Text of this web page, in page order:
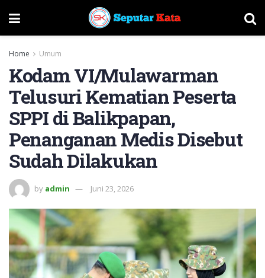
Home Umum
Kodam VI/Mulawarman
Telusuri Kematian Peserta
SPPI di Balikpapan,
Penanganan Medis Disebut
Sudah Dilakukan
by admin Juni 23, 2026